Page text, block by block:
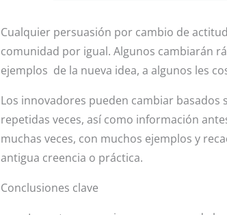
Cualquier persuasión por cambio de
comunidad por igual. Algunos cambiarán
ejemplos de la nueva idea, a algunos les
Los innovadores pueden cambiar
repetidas veces, así como información
muchas veces, con muchos ejemplos y
antigua creencia o práctica.
Conclusiones clave